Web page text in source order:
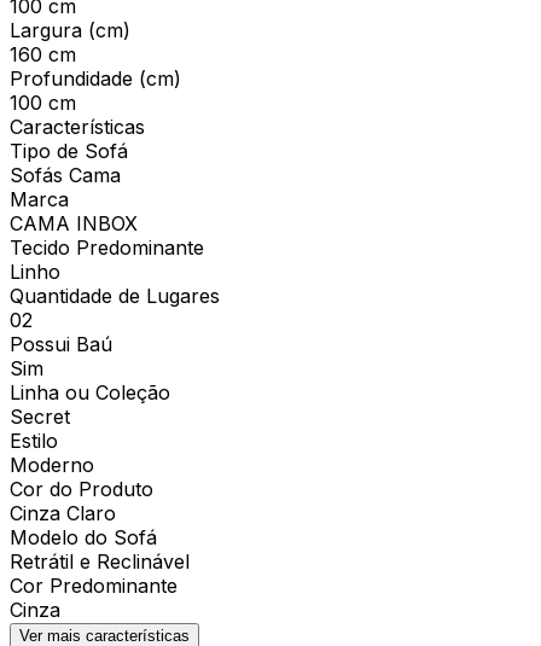
100 cm
Largura (cm)
160 cm
Profundidade (cm)
100 cm
Características
Tipo de Sofá
Sofás Cama
Marca
CAMA INBOX
Tecido Predominante
Linho
Quantidade de Lugares
02
Possui Baú
Sim
Linha ou Coleção
Secret
Estilo
Moderno
Cor do Produto
Cinza Claro
Modelo do Sofá
Retrátil e Reclinável
Cor Predominante
Cinza
Ver mais características